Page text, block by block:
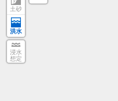
土砂
洪水
浸水
想定